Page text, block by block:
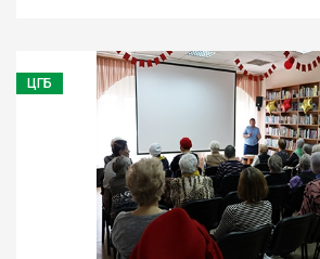
ЦГБ